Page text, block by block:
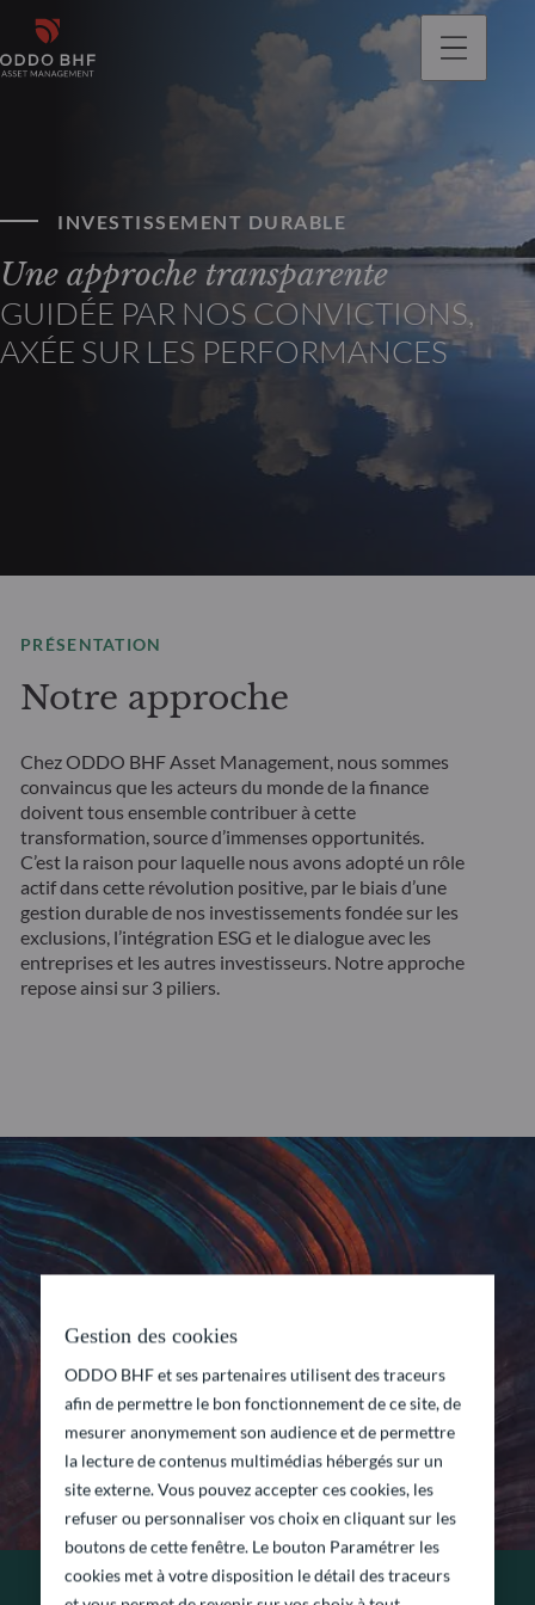
INVESTISSEMENT DURABLE
Une approche transparente
GUIDÉE PAR NOS CONVICTIONS,
AXÉE SUR LES PERFORMANCES
PRÉSENTATION
Notre approche
Chez ODDO BHF Asset Management, nous sommes
convaincus que les acteurs du monde de la finance
doivent tous ensemble contribuer à cette
transformation, source d’immenses opportunités.
C’est la raison pour laquelle nous avons adopté un rôle
actif dans cette révolution positive, par le biais d’une
gestion durable de nos investissements fondée sur les
exclusions, l’intégration ESG et le dialogue avec les
entreprises et les autres investisseurs. Notre approche
repose ainsi sur 3 piliers.
Gestion des cookies
ODDO BHF et ses partenaires utilisent des traceurs
afin de permettre le bon fonctionnement de ce site, de
mesurer anonymement son audience et de permettre
la lecture de contenus multimédias hébergés sur un
site externe. Vous pouvez accepter ces cookies, les
refuser ou personnaliser vos choix en cliquant sur les
boutons de cette fenêtre. Le bouton Paramétrer les
cookies met à votre disposition le détail des traceurs